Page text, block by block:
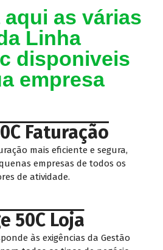
as várias
Linha
disponiveis
empresa
Faturação
mais eficiente e segura,
empresas de todos os
de atividade.
50C Loja
às exigências da Gestão